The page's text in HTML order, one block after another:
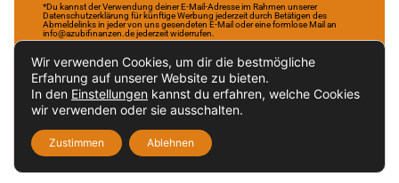
*Du kannst der Verwendung deiner E-Mail-Adresse im Rahmen unserer
Datenschutzerklärung für künftige Werbung jederzeit durch Betätigen des
Abmeldelinks in jeder von uns gesendeten E-Mail oder eine formlose Mail an
info@azubifinanzen.de jederzeit widerrufen.
Brought to life by NR Webservices.
ImpressumDatenschutzerklärung
Nachhaltigkeitsverordnung
Wir verwenden Cookies, um dir die bestmögliche
Erfahrung auf unserer Website zu bieten.
In den Einstellungen kannst du erfahren, welche Cookies
wir verwenden oder sie ausschalten.
Zustimmen Ablehnen